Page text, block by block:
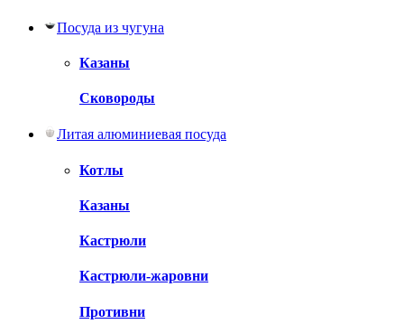
Посуда из чугуна
Казаны
Сковороды
Литая алюминиевая посуда
Котлы
Казаны
Кастрюли
Кастрюли-жаровни
Противни